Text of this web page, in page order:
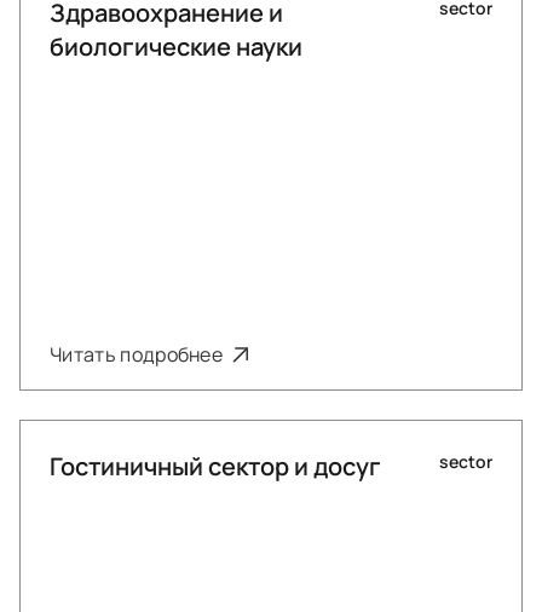
Здравоохранение и
биологические науки
sector
Читать подробнее
Гостиничный сектор и досуг sector